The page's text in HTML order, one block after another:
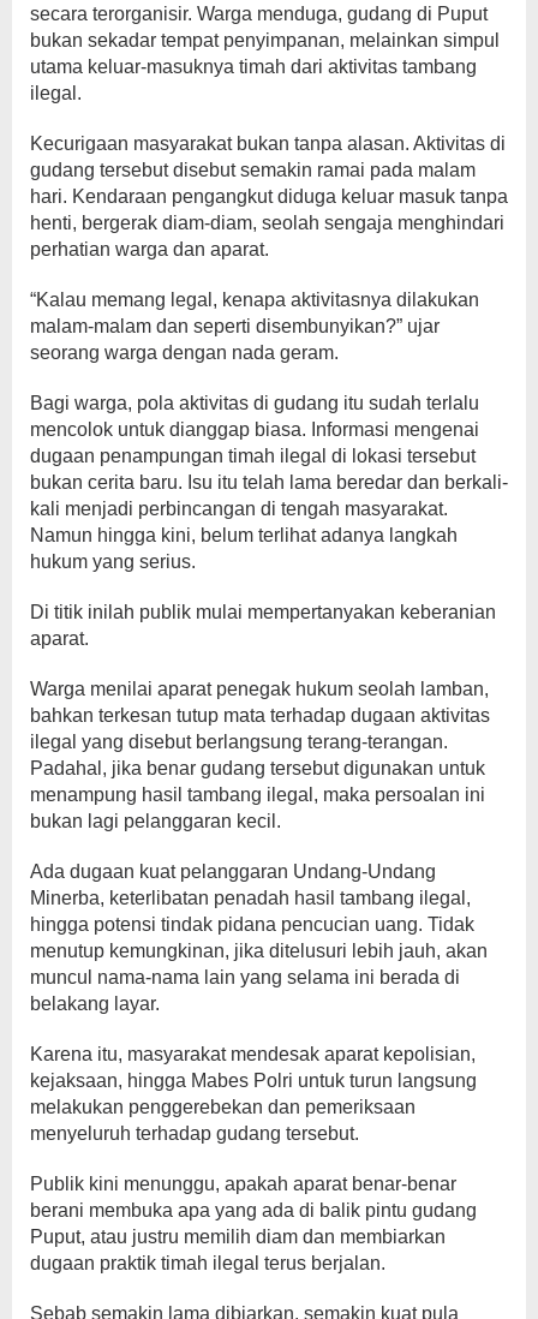
secara terorganisir. Warga menduga, gudang di Puput
bukan sekadar tempat penyimpanan, melainkan simpul
utama keluar-masuknya timah dari aktivitas tambang
ilegal.
Kecurigaan masyarakat bukan tanpa alasan. Aktivitas di
gudang tersebut disebut semakin ramai pada malam
hari. Kendaraan pengangkut diduga keluar masuk tanpa
henti, bergerak diam-diam, seolah sengaja menghindari
perhatian warga dan aparat.
“Kalau memang legal, kenapa aktivitasnya dilakukan
malam-malam dan seperti disembunyikan?” ujar
seorang warga dengan nada geram.
Bagi warga, pola aktivitas di gudang itu sudah terlalu
mencolok untuk dianggap biasa. Informasi mengenai
dugaan penampungan timah ilegal di lokasi tersebut
bukan cerita baru. Isu itu telah lama beredar dan berkali-
kali menjadi perbincangan di tengah masyarakat.
Namun hingga kini, belum terlihat adanya langkah
hukum yang serius.
Di titik inilah publik mulai mempertanyakan keberanian
aparat.
Warga menilai aparat penegak hukum seolah lamban,
bahkan terkesan tutup mata terhadap dugaan aktivitas
ilegal yang disebut berlangsung terang-terangan.
Padahal, jika benar gudang tersebut digunakan untuk
menampung hasil tambang ilegal, maka persoalan ini
bukan lagi pelanggaran kecil.
Ada dugaan kuat pelanggaran Undang-Undang
Minerba, keterlibatan penadah hasil tambang ilegal,
hingga potensi tindak pidana pencucian uang. Tidak
menutup kemungkinan, jika ditelusuri lebih jauh, akan
muncul nama-nama lain yang selama ini berada di
belakang layar.
Karena itu, masyarakat mendesak aparat kepolisian,
kejaksaan, hingga Mabes Polri untuk turun langsung
melakukan penggerebekan dan pemeriksaan
menyeluruh terhadap gudang tersebut.
Publik kini menunggu, apakah aparat benar-benar
berani membuka apa yang ada di balik pintu gudang
Puput, atau justru memilih diam dan membiarkan
dugaan praktik timah ilegal terus berjalan.
Sebab semakin lama dibiarkan, semakin kuat pula